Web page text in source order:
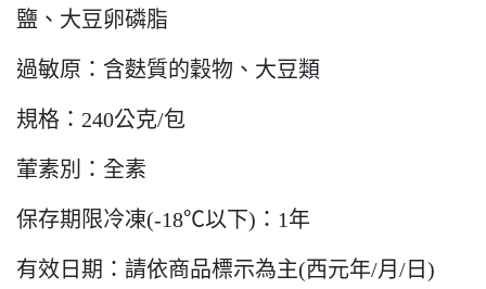
鹽、大豆卵磷脂
過敏原：含麩質的穀物、大豆類
規格：240公克/包
葷素別：全素
保存期限冷凍(-18℃以下)：1年
有效日期：請依商品標示為主(西元年/月/日)